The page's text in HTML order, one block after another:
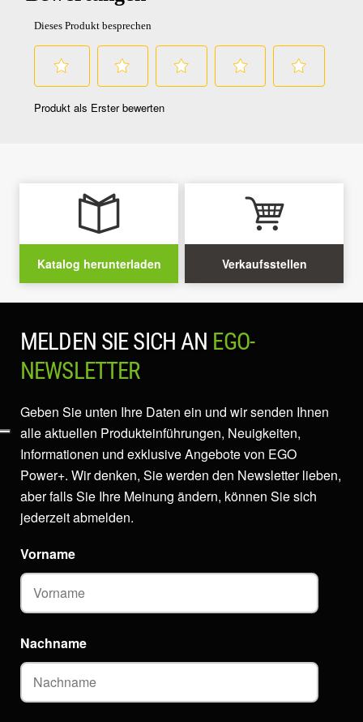
Katalog herunterladen Verkaufsstellen
MELDEN SIE SICH AN EGO-
NEWSLETTER
Geben Sie unten Ihre Daten ein und wir senden Ihnen
alle aktuellen Produkteinführungen, Neuigkeiten,
Informationen und exklusive Angebote von EGO
Power+. Wir denken, Sie werden den Newsletter lieben,
aber falls Sie Ihre Meinung ändern, können Sie sich
jederzeit abmelden.
Vorname
Nachname